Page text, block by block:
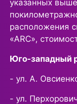
указанных
расположения
«ARC»,
Юго-западный
- ул. А.
- ул.